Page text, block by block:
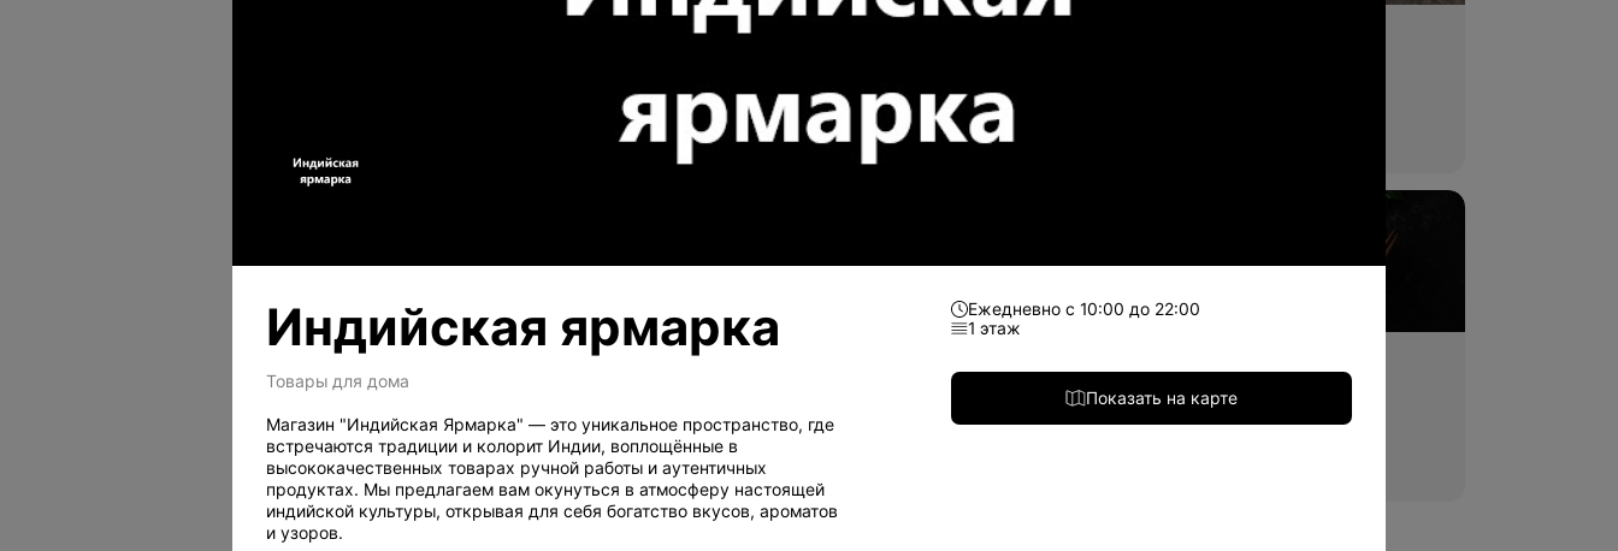
Детское меню Восточная кухня
Японская кухня
Грузинская кухня
Индийская ярмарка
Товары для дома
Магазин "Индийская Ярмарка" — это уникальное пространство, где
встречаются традиции и колорит Индии, воплощённые в
высококачественных товарах ручной работы и аутентичных
продуктах. Мы предлагаем вам окунуться в атмосферу настоящей
индийской культуры, открывая для себя богатство вкусов, ароматов
и узоров.
Ежедневно с 10:00 до 22:00
1 этаж
Показать на карте